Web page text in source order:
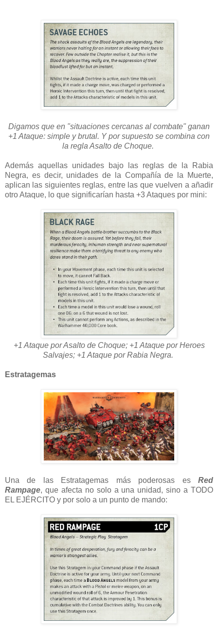
Digamos que en "situaciones cercanas al combate" ganan
+1 Ataque: simple y brutal. Y por supuesto se combina con
la regla Asalto de Choque.
Además aquellas unidades bajo las reglas de la Rabia
Negra, es decir, unidades de la Compañía de la Muerte,
aplican las siguientes reglas, entre las que vuelven a añadir
otro Ataque, lo que significarían hasta +3 Ataques por mini:
+1 Ataque por Asalto de Choque; +1 Ataque por Heroes
Salvajes; +1 Ataque por Rabia Negra.
Estratagemas
Una de las Estratagemas más poderosas es Red
Rampage, que afecta no solo a una unidad, sino a TODO
EL EJÉRCITO y por solo a un punto de mando: